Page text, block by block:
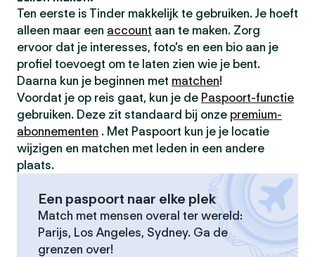
Ten eerste is Tinder makkelijk te gebruiken. Je hoeft
alleen maar een account aan te maken. Zorg
ervoor dat je interesses, foto's en een bio aan je
profiel toevoegt om te laten zien wie je bent.
Daarna kun je beginnen met matchen!
Voordat je op reis gaat, kun je de Paspoort-functie
gebruiken. Deze zit standaard bij onze premium-
abonnementen . Met Paspoort kun je je locatie
wijzigen en matchen met leden in een andere
plaats.
Een paspoort naar elke plek
Match met mensen overal ter wereld:
Parijs, Los Angeles, Sydney. Ga de
grenzen over!